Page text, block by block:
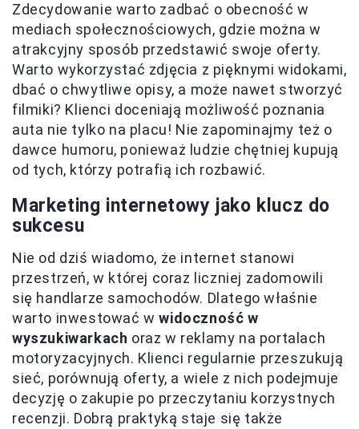
Zdecydowanie warto zadbać o obecność w
mediach społecznościowych, gdzie można w
atrakcyjny sposób przedstawić swoje oferty.
Warto wykorzystać zdjęcia z pięknymi widokami,
dbać o chwytliwe opisy, a może nawet stworzyć
filmiki? Klienci doceniają możliwość poznania
auta nie tylko na placu! Nie zapominajmy też o
dawce humoru, ponieważ ludzie chętniej kupują
od tych, którzy potrafią ich rozbawić.
Marketing internetowy jako klucz do
sukcesu
Nie od dziś wiadomo, że internet stanowi
przestrzeń, w której coraz liczniej zadomowili
się handlarze samochodów. Dlatego właśnie
warto inwestować wwidoczność w
wyszukiwarkach oraz w reklamy na portalach
motoryzacyjnych. Klienci regularnie przeszukują
sieć, porównują oferty, a wiele z nich podejmuje
decyzję o zakupie po przeczytaniu korzystnych
recenzji. Dobrą praktyką staje się także